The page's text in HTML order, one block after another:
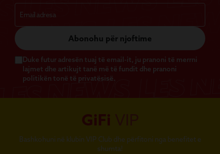
Abonohu për njoftime
Duke futur adresën tuaj të email-it, ju pranoni të merrni
lajmet dhe artikujt tanë më të fundit dhe pranoni
politikën tonë të privatësisë.
GiFi
Bashkohuni në klubin VIP Club dhe përfitoni nga benefitet e
shumta!